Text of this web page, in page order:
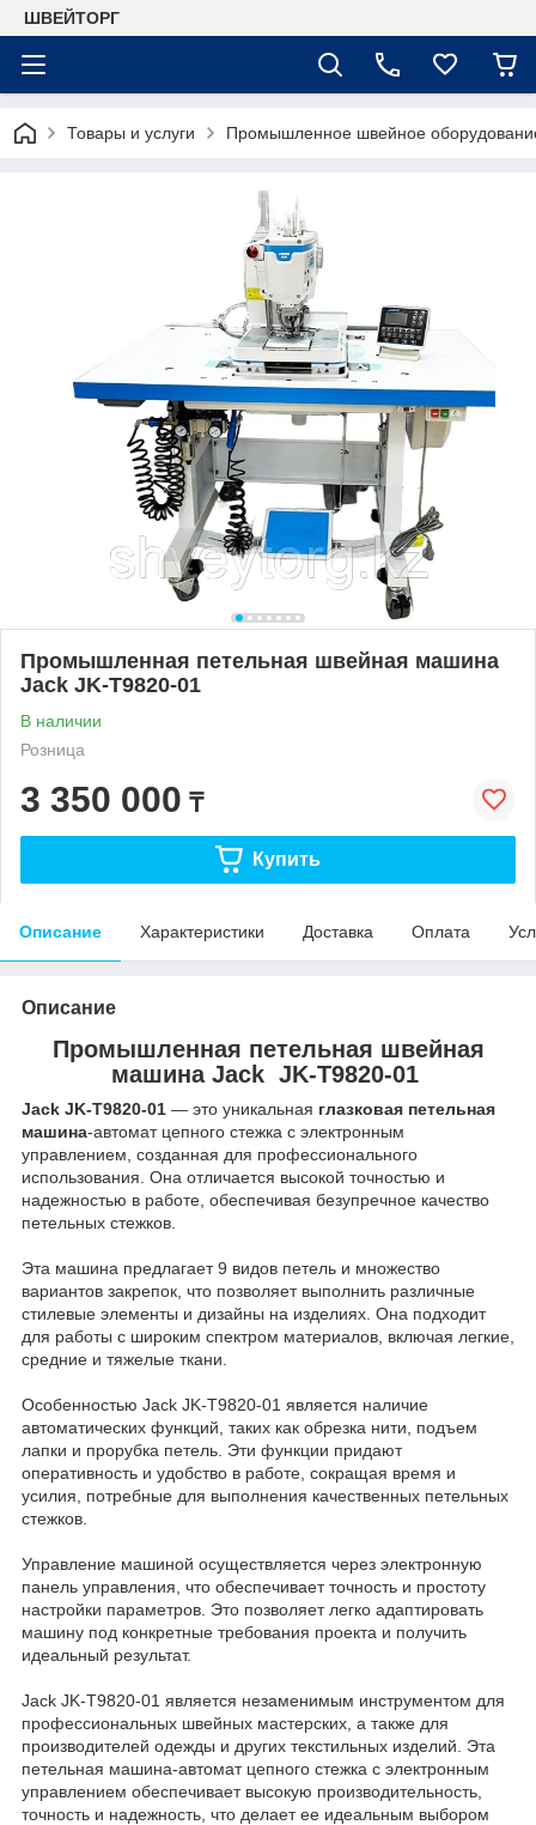
ШВЕЙТОРГ
Товары и услуги Промышленное швейное
Промышленная петельная швейная машина
Jack JK-T9820-01
В наличии
Розница
3 350 000 ₸
Купить
Описание Характеристики Доставка Оплата
Описание
Промышленная петельная швейная
машина Jack JK-T9820-01
Jack JK-T9820-01 — это уникальная глазковая петельная
машина-автомат цепного стежка с электронным
управлением, созданная для профессионального
использования. Она отличается высокой точностью и
надежностью в работе, обеспечивая безупречное качество
петельных стежков.
Эта машина предлагает 9 видов петель и множество
вариантов закрепок, что позволяет выполнить различные
стилевые элементы и дизайны на изделиях. Она подходит
для работы с широким спектром материалов, включая легкие,
средние и тяжелые ткани.
Особенностью Jack JK-T9820-01 является наличие
автоматических функций, таких как обрезка нити, подъем
лапки и прорубка петель. Эти функции придают
оперативность и удобство в работе, сокращая время и
усилия, потребные для выполнения качественных петельных
стежков.
Управление машиной осуществляется через электронную
панель управления, что обеспечивает точность и простоту
настройки параметров. Это позволяет легко адаптировать
машину под конкретные требования проекта и получить
идеальный результат.
Jack JK-T9820-01 является незаменимым инструментом для
профессиональных швейных мастерских, а также для
производителей одежды и других текстильных изделий. Эта
петельная машина-автомат цепного стежка с электронным
управлением обеспечивает высокую производительность,
точность и надежность, что делает ее идеальным выбором